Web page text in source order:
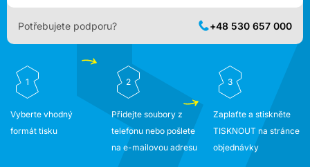
Potřebujete podporu? +48 530 657 000
1
Vyberte vhodný
formát tisku
2
Přidejte soubory z
telefonu nebo pošlete
na e-mailovou adresu
3
Zaplaťte a stiskněte
TISKNOUT na stránce
objednávky